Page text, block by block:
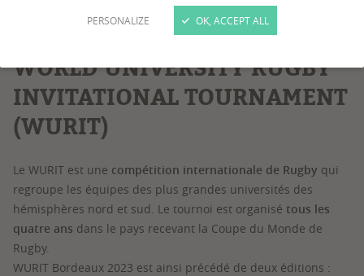
PERSONALIZE OK, ACCEPT ALL
WORLD UNIVERSITY RUGBY
INVITATIONAL TOURNAMENT
(WURIT)
Le WURIT est une compétition internationale de Rugby qui
regroupe les équipes des plus grandes universités des
hémisphères nord et sud. Le tournoi est organisé tous les
quatre ans dans le pays recevant la Coupe du Monde de
Rugby.
WURIT Bordeaux 2023 est ainsi précédé de deux éditions :